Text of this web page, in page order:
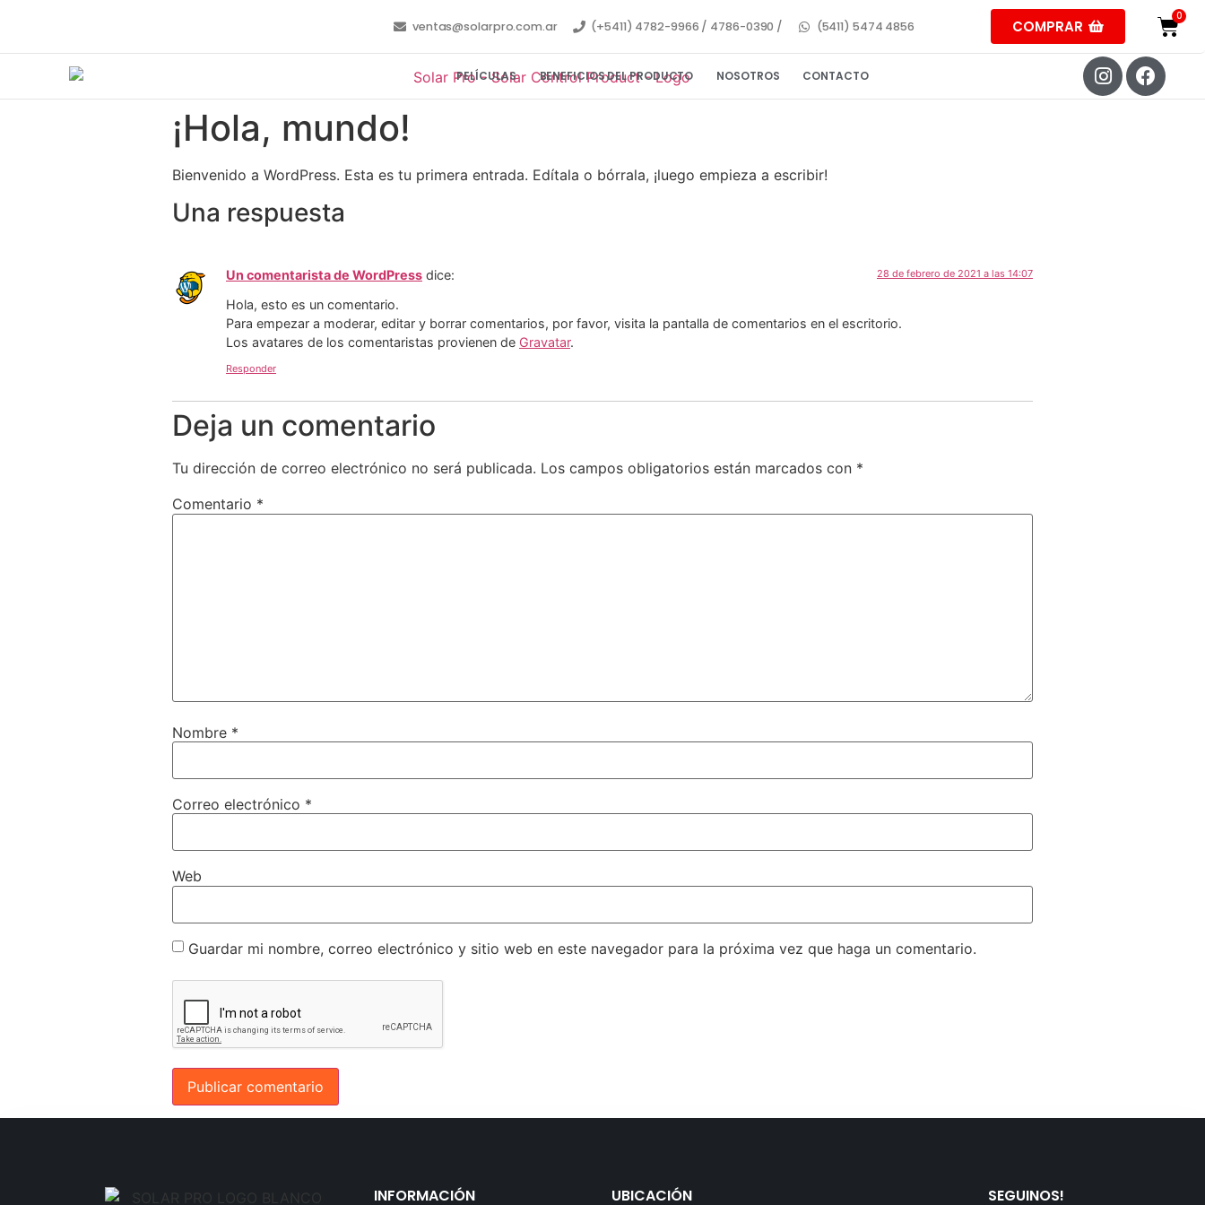
ventas@solarpro.com.ar (+5411) 4782-9966 / 4786-0390 / (5411) 5474 4856 COMPRAR
PELÍCULAS BENEFICIOS DEL PRODUCTO NOSOTROS CONTACTO
¡Hola, mundo!
Bienvenido a WordPress. Esta es tu primera entrada. Edítala o bórrala, ¡luego empieza a escribir!
Una respuesta
Un comentarista de WordPress dice: 28 de febrero de 2021 a las 14:07
Hola, esto es un comentario.
Para empezar a moderar, editar y borrar comentarios, por favor, visita la pantalla de comentarios en el escritorio.
Los avatares de los comentaristas provienen de Gravatar.
Responder
Deja un comentario
Tu dirección de correo electrónico no será publicada. Los campos obligatorios están marcados con *
Comentario *
Nombre *
Correo electrónico *
Web
Guardar mi nombre, correo electrónico y sitio web en este navegador para la próxima vez que haga un comentario.
INFORMACIÓN UBICACIÓN SEGUINOS!